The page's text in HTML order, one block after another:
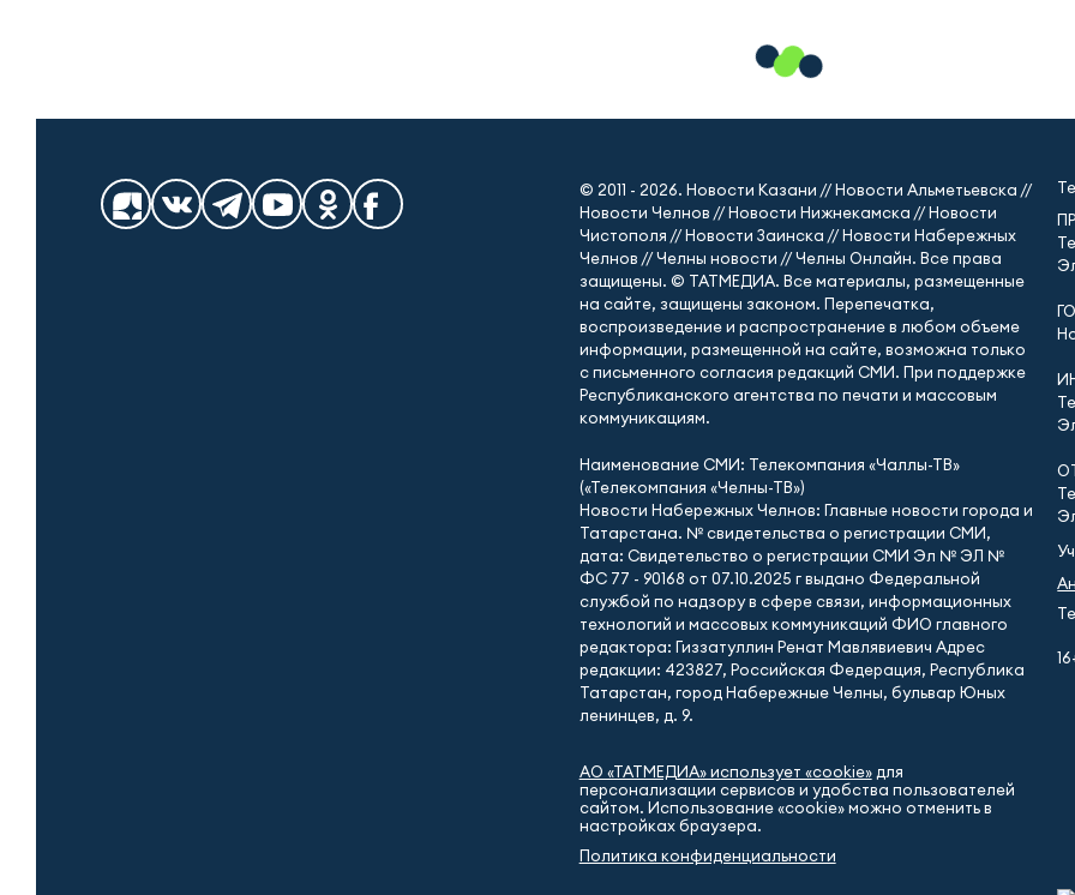
© 2011 - 2026. Новости Казани // Новости Альметьевска //
Новости Челнов // Новости Нижнекамска // Новости
Чистополя // Новости Заинска // Новости Набережных
Челнов // Челны новости // Челны Онлайн. Все права
защищены. © ТАТМЕДИА. Все материалы, размещенные
на сайте, защищены законом. Перепечатка,
воспроизведение и распространение в любом объеме
информации, размещенной на сайте, возможна только
с письменного согласия редакций СМИ. При поддержке
Республиканского агентства по печати и массовым
коммуникациям.
Наименование СМИ: Телекомпания «Чаллы-ТВ»
(«Телекомпания «Челны-ТВ»)
Новости Набережных Челнов: Главные новости города и
Татарстана. № свидетельства о регистрации СМИ,
дата: Свидетельство о регистрации СМИ Эл № ЭЛ №
ФС 77 - 90168 от 07.10.2025 г выдано Федеральной
службой по надзору в сфере связи, информационных
технологий и массовых коммуникаций ФИО главного
редактора: Гиззатуллин Ренат Мавлявиевич Адрес
редакции: 423827, Российская Федерация, Республика
Татарстан, город Набережные Челны, бульвар Юных
ленинцев, д. 9.
АО «ТАТМЕДИА» использует «cookie»для
персонализации сервисов и удобства пользователей
сайтом. Использование «cookie» можно отменить в
настройках браузера.
Политика конфиденциальности